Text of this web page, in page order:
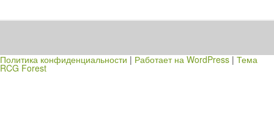
Политика конфиденциальности | Работает на WordPress | Тема
RCG Forest